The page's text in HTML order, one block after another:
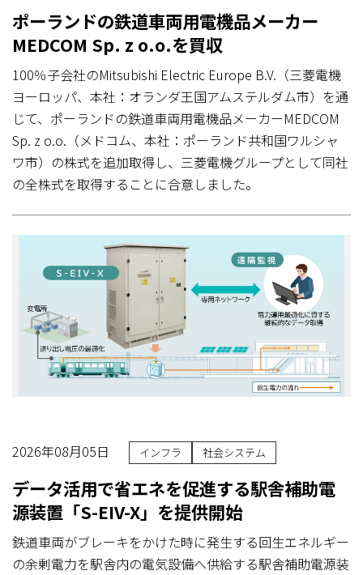
ポーランドの鉄道車両用電機品メーカー
MEDCOM Sp. z o.o.を買収
100％子会社のMitsubishi Electric Europe B.V.（三菱電機
ヨーロッパ、本社：オランダ王国アムステルダム市）を通
じて、ポーランドの鉄道車両用電機品メーカーMEDCOM
Sp. z o.o.（メドコム、本社：ポーランド共和国ワルシャ
ワ市）の株式を追加取得し、三菱電機グループとして同社
の全株式を取得することに合意しました。
2026年08月05日 インフラ 社会システム
データ活用で省エネを促進する駅舎補助電
源装置「S-EIV-X」を提供開始
鉄道車両がブレーキをかけた時に発生する回生エネルギー
の余剰電力を駅舎内の電気設備へ供給する駅舎補助電源装